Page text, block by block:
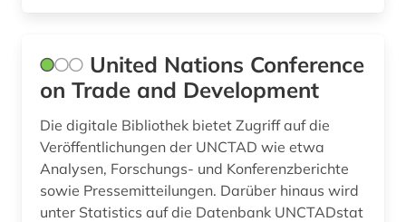
skandinavien (1)
sowjetunion (2)
sozialarbeit (1)
sozialdemokratische partei deutschlands (3)
United Nations Conference
on Trade and Development
Die digitale Bibliothek bietet Zugriff auf die
Veröffentlichungen der UNCTAD wie etwa
Analysen, Forschungs- und Konferenzberichte
sowie Pressemitteilungen. Darüber hinaus wird
unter Statistics auf die Datenbank UNCTADstat